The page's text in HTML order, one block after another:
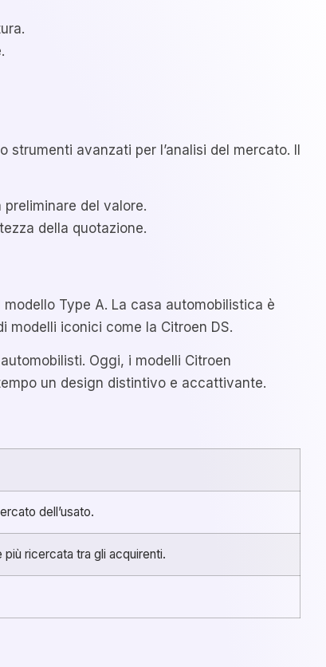
avanzati per l’analisi del mercato. Il
del valore.
della quotazione.
Type A. La casa automobilistica è
iconici come la Citroen DS.
Oggi, i modelli Citroen
un design distintivo e accattivante.
dell’usato.
ricercata tra gli acquirenti.